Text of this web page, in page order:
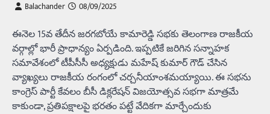
Balachander 08/09/2025
ఈనెల 15వ తేదీన జరగబోయే కామారెడ్డి సభకు తెలంగాణ రాజకీయ
వర్గాల్లో భారీ ప్రాధాన్యం ఏర్పడింది. ఇప్పటికే జరిగిన సన్నాహక
సమావేశంలో టీపీసీసీ అధ్యక్షుడు మహేష్ కుమార్ గౌడ్ చేసిన
వ్యాఖ్యలు రాజకీయ రంగంలో చర్చనీయాంశమయ్యాయి. ఈ సభను
కాంగ్రెస్ పార్టీ కేవలం బీసీ డిక్లరేషన్ విజయోత్సవ సభగా మాత్రమే
కాకుండా, ప్రతిపక్షాలపై భరతం పట్టే వేదికగా మార్చేందుకు